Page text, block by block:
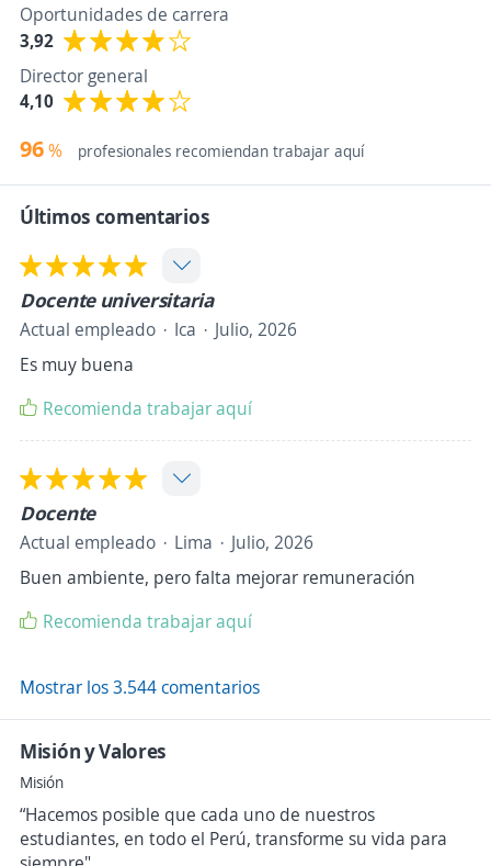
Oportunidades de carrera
3,92
Director general
4,10
96% profesionales recomiendan trabajar aquí
Últimos comentarios
Docente universitaria
Actual empleado Ica
Julio, 2026
Es muy buena
Recomienda trabajar aquí
Docente
Actual empleado Lima
Julio, 2026
Buen ambiente, pero falta mejorar remuneración
Recomienda trabajar aquí
Mostrar los 3.544 comentarios
Misión y Valores
Misión
“Hacemos posible que cada uno de nuestros
estudiantes, en todo el Perú, transforme su vida para